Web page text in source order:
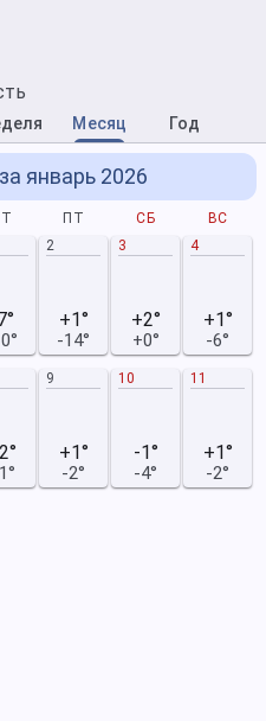
Месяц Год
январь 2026
ПТ СБ
ВС
2
+1°
-14°
3
+2°
+0°
4
+1°
-6°
9
+1°
-2°
10
-1°
-4°
11
+1°
-2°